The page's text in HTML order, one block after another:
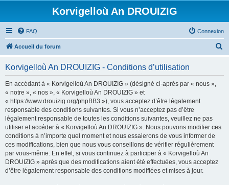
Korvigelloù An DROUIZIG
FAQ Connexion
Accueil du forum
Korvigelloù An DROUIZIG - Conditions d’utilisation
En accédant à « Korvigelloù An DROUIZIG » (désigné ci-après par « nous »,
« notre », « nos », « Korvigelloù An DROUIZIG » et
« https://www.drouizig.org/phpBB3 »), vous acceptez d’être légalement
responsable des conditions suivantes. Si vous n’acceptez pas d’être
légalement responsable de toutes les conditions suivantes, veuillez ne pas
utiliser et accéder à « Korvigelloù An DROUIZIG ». Nous pouvons modifier ces
conditions à n’importe quel moment et nous essaierons de vous informer de
ces modifications, bien que nous vous conseillons de vérifier régulièrement
par vous-même. En effet, si vous continuez à participer à « Korvigelloù An
DROUIZIG » après que des modifications aient été effectuées, vous acceptez
d’être légalement responsable des conditions modifiées et mises à jour.